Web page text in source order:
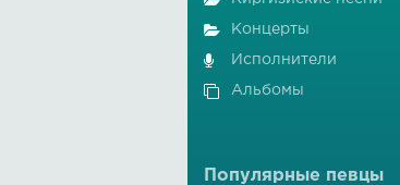
Концерты
Исполнители
Альбомы
Популярные певцы